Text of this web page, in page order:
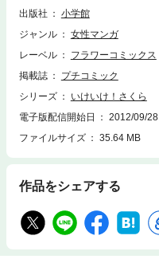
出版社
小学館
ジャンル
女性マンガ
レーベル
フラワーコミックス
掲載誌
プチコミック
シリーズ
いけいけ！さくら
電子版配信開始日
2012/09/28
ファイルサイズ
35.64 MB
作品をシェアする